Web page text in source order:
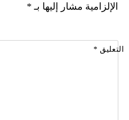
الإلزامية مشار إليها بـ *
التعليق *